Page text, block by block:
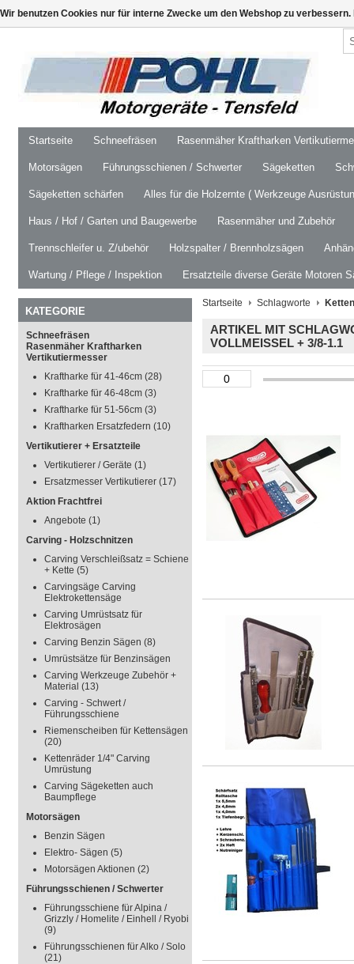
Startseite Schneefräsen Rasenmäher Kraftharken
Motorsägen Führungsschienen / Schwerter Sägeketten
Sägeketten schärfen Alles für die Holzernte ( Werkzeuge
Haus / Hof / Garten und Baugewerbe Rasenmäher und Zubehör
Trennschleifer u. Z/ubehör Holzspalter / Brennholzsägen
Wartung / Pflege / Inspektion Ersatzteile diverse Geräte Motoren
KATEGORIE
Schneefräsen
Rasenmäher Kraftharken
Vertikutiermesser
Kraftharke für 41-46cm (28)
Kraftharke für 46-48cm (3)
Kraftharke für 51-56cm (3)
Kraftharken Ersatzfedern (10)
Vertikutierer + Ersatzteile
Vertikutierer / Geräte (1)
Ersatzmesser Vertikutierer (17)
Aktion Frachtfrei
Angebote (1)
Carving - Holzschnitzen
Carving Verschleißsatz = Schiene
+ Kette (5)
Carvingsäge Carving
Elektrokettensäge
Carving Umrüstsatz für
Elektrosägen
Carving Benzin Sägen (8)
Umrüstsätze für Benzinsägen
Carving Werkzeuge Zubehör +
Material (13)
Carving - Schwert /
Führungsschiene
Riemenscheiben für Kettensägen
(20)
Kettenräder 1/4" Carving
Umrüstung
Carving Sägeketten auch
Baumpflege
Motorsägen
Benzin Sägen
Elektro- Sägen (5)
Motorsägen Aktionen (2)
Führungsschienen / Schwerter
Führungsschiene für Alpina /
Grizzly / Homelite / Einhell / Ryobi
(9)
Führungsschienen für Alko / Solo
(21)
Startseite Schlagworte
ARTIKEL MIT
VOLLMEISSEL + 3/8-1.1
Wir benutzen Cookies nur für interne Zwecke um den Webshop zu